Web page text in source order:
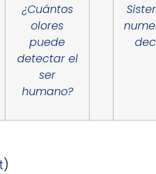
¿Cuántos
olores
puede
detectar el
ser
humano?
)